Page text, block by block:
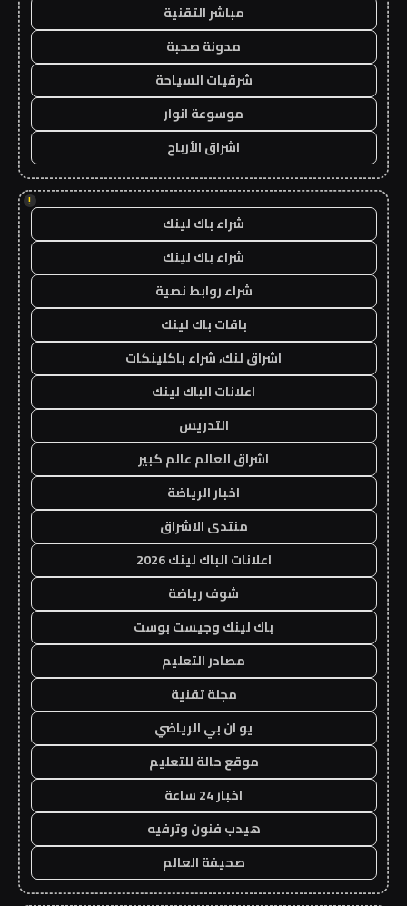
مباشر التقنية
مدونة صحبة
شرقيات السياحة
موسوعة انوار
اشراق الأرباح
!
شراء باك لينك
شراء باك لينك
شراء روابط نصية
باقات باك لينك
اشراق لنك، شراء باكلينكات
اعلانات الباك لينك
التدريس
اشراق العالم عالم كبير
اخبار الرياضة
منتدى الاشراق
اعلانات الباك لينك 2026
شوف رياضة
باك لينك وجيست بوست
مصادر التعليم
مجلة تقنية
يو ان بي الرياضي
موقع حالة للتعليم
اخبار 24 ساعة
هيدب فنون وترفيه
صحيفة العالم